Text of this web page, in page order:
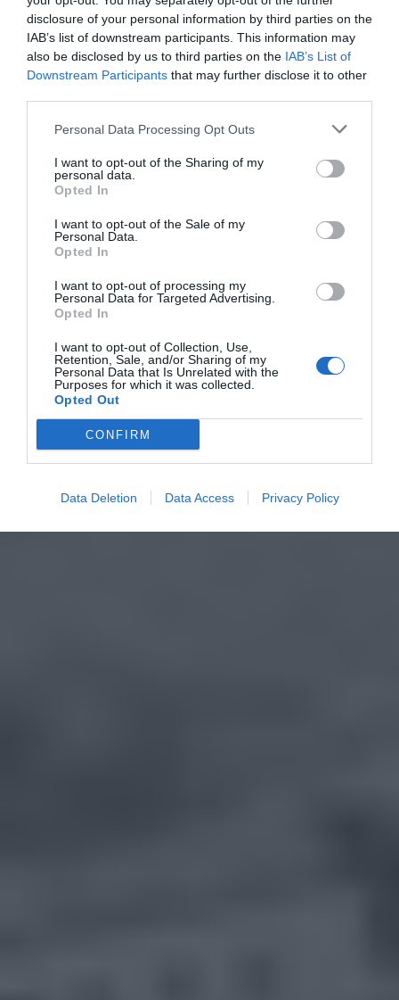
disclosure of your personal information by third parties on the
IAB’s list of downstream participants. This information may
also be disclosed by us to third parties on the IAB’s List of
Downstream Participants that may further disclose it to other
Personal Data Processing Opt Outs
I want to opt-out of the Sharing of my
personal data.
Opted In
I want to opt-out of the Sale of my
Personal Data.
Opted In
I want to opt-out of processing my
Personal Data for Targeted Advertising.
Opted In
I want to opt-out of Collection, Use,
Retention, Sale, and/or Sharing of my
Personal Data that Is Unrelated with the
Purposes for which it was collected.
Opted Out
CONFIRM
Data Deletion Data Access Privacy Policy